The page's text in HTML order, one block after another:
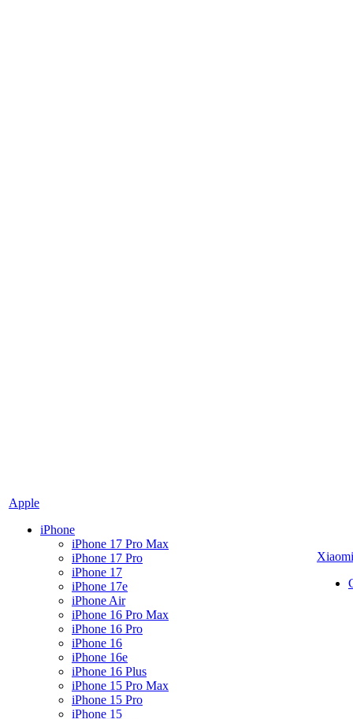
Apple
iPhone
iPhone 17 Pro Max
iPhone 17 Pro
iPhone 17
iPhone 17e
iPhone Air
iPhone 16 Pro Max
iPhone 16 Pro
iPhone 16
iPhone 16e
iPhone 16 Plus
iPhone 15 Pro Max
iPhone 15 Pro
iPhone 15
Xiaomi